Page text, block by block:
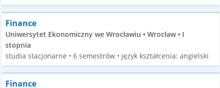
Finance
Uniwersytet Ekonomiczny we Wrocławiu • Wrocław • I
stopnia
studia stacjonarne • 6 semestrów • język kształcenia: angielski
Finance